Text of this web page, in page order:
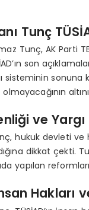
Tunç
Tunç, AK Parti
son
sisteminin sonuna
olmayacağının
ve
hukuk devleti
dikkat
yapılan